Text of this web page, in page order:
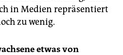
in Medien repräsentiert
zu wenig.
etwas von